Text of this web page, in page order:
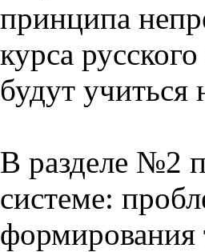
принципа
курса
будут
В разделе №2
системе:
формирования